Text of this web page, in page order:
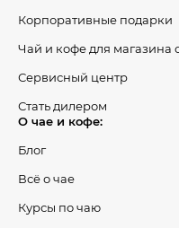
Корпоративные подарки
Чай и кофе для магазина
Сервисный центр
Стать дилером
О чае и кофе:
Блог
Всё о чае
Курсы по чаю